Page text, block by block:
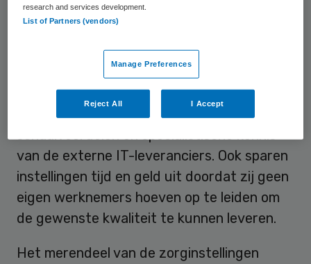
te kiezen voor outsourcing is het
verbeteren van de kwaliteit van de eigen
dienstverlening. Instellingen geven aan dat
er een “aanzienlijk verschil” is in kwaliteit in
vergelijking met het eigen beheer van de IT-
afdeling, verkregen onder meer door de
van de externe IT-leveranciers. Ook sparen
instellingen tijd en geld uit doordat zij geen
eigen werknemers hoeven op te leiden om
de gewenste kwaliteit te kunnen leveren.
Het merendeel van de zorginstellingen
research and services development.
List of Partners (vendors)
Manage Preferences
Reject All I Accept